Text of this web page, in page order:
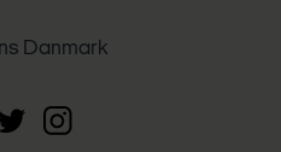
Danmark